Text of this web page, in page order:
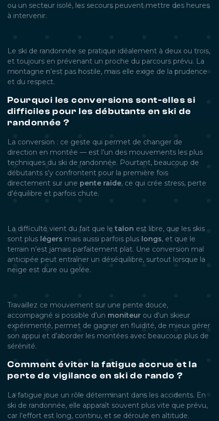
ou un secteur isolé, les secours peuvent mettre des heures
à intervenir.
Le ski de randonnée se pratique idéalement à deux ou trois,
et toujours en prévenant un proche du parcours prévu. La
montagne n’est pas hostile, mais elle exige de la prudence
et du respect.
Pourquoi les conversions sont-elles si
difficiles pour les débutants en ski de
randonnée ?
La conversion : ce geste qui permet de changer de
direction en montée — est l’un des mouvements les plus
techniques du ski de randonnée. Pourtant, beaucoup de
débutants s’y confrontent pour la première fois
directement sur une pente raide, ce qui crée stress, perte
d’équilibre et parfois chute.
La difficulté vient du fait que letalon est libre, que les skis
sont plus légers mais aussi parfois plus longs, et que le
terrain n’est jamais parfaitement plat. Une conversion mal
anticipée peut entraîner un déséquilibre, surtout lorsque la
neige est dure ou gelée.
Travaillez ce mouvement sur une pente douce,
accompagné si possible d’un moniteur ou d’un skieur
expérimenté, permet de gagner en fluidité, de mieux gérer
son appui et d’aborder les montées avec beaucoup plus de
sérénité.
Comment éviter la fatigue accrue et la
perte de vigilance en ski de rando ?
La fatigue joue un rôle déterminant dans les accidents. En
ski de randonnée, elle apparaît souvent plus vite que prévu,
car l’effort est long, continu, et se déroule en altitude.